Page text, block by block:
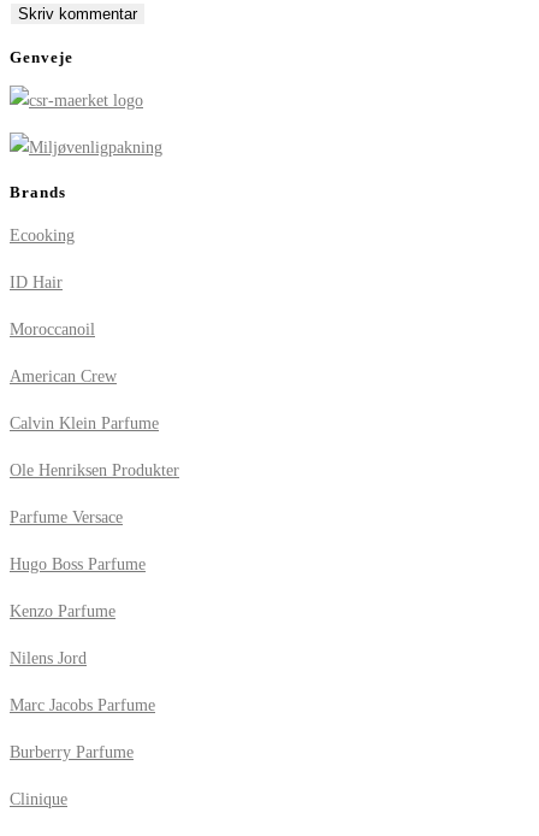
comment
comment
(optional)
Genveje
Brands
Ecooking
ID Hair
Moroccanoil
American Crew
Calvin Klein Parfume
Ole Henriksen Produkter
Parfume Versace
Hugo Boss Parfume
Kenzo Parfume
Nilens Jord
Marc Jacobs Parfume
Burberry Parfume
Clinique